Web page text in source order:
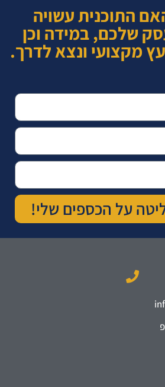
התוכנית עשויה
שלכם, במידה וכן
מקצועי ונצא לדרך.
על הכספים שלי!